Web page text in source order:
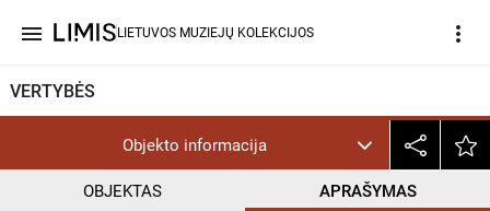
menu LIETUVOS MUZIEJŲ KOLEKCIJOS more_vert
VERTYBĖS
Objekto informacija
OBJEKTAS APRAŠYMAS